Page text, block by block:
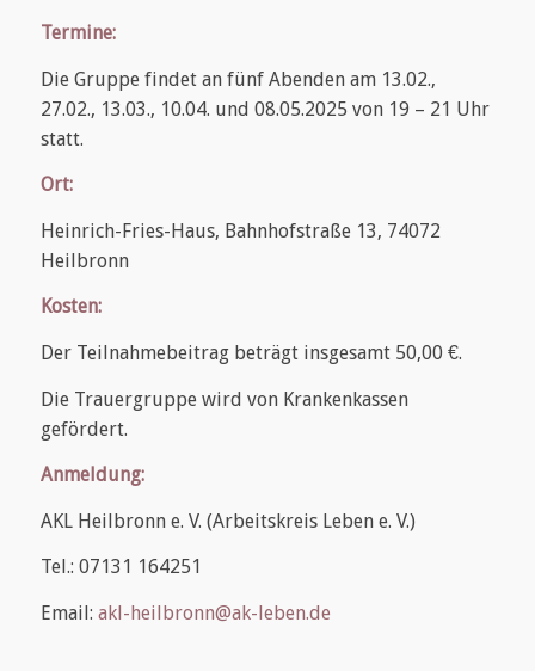
Termine:
Die Gruppe findet an fünf Abenden am 13.02.,
27.02., 13.03., 10.04. und 08.05.2025 von 19 – 21 Uhr
statt.
Ort:
Heinrich-Fries-Haus, Bahnhofstraße 13, 74072
Heilbronn
Kosten:
Der Teilnahmebeitrag beträgt insgesamt 50,00 €.
Die Trauergruppe wird von Krankenkassen
gefördert.
Anmeldung:
AKL Heilbronn e. V. (Arbeitskreis Leben e. V.)
Tel.: 07131 164251
Email: akl-heilbronn@ak-leben.de